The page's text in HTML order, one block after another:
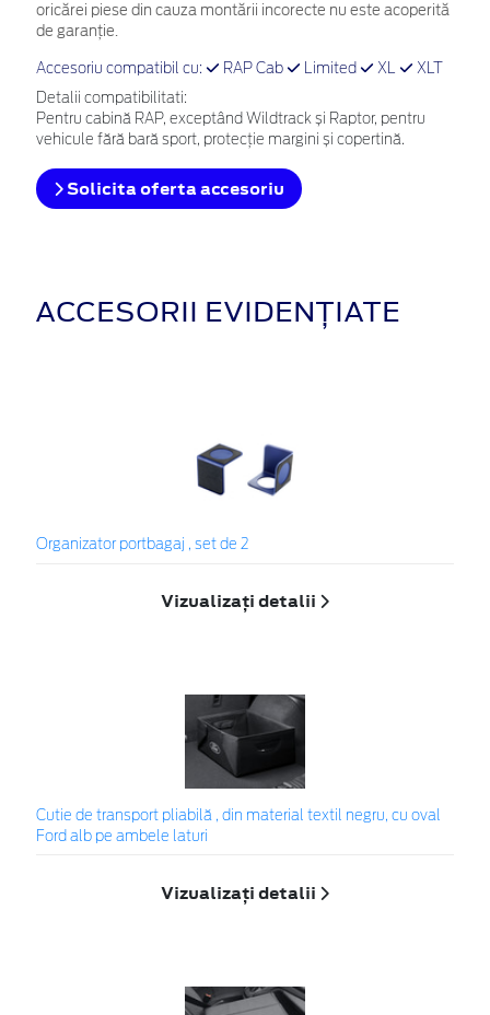
oricărei piese din cauza montării incorecte nu este acoperită
de garanţie.
Accesoriu compatibil cu: RAP Cab Limited XL XLT
Detalii compatibilitati:
Pentru cabină RAP, exceptând Wildtrack și Raptor, pentru
vehicule fără bară sport, protecție margini și copertină.
Solicita oferta accesoriu
ACCESORII EVIDENȚIATE
Organizator portbagaj , set de 2
Vizualizați detalii
Cutie de transport pliabilă , din material textil negru, cu oval
Ford alb pe ambele laturi
Vizualizați detalii